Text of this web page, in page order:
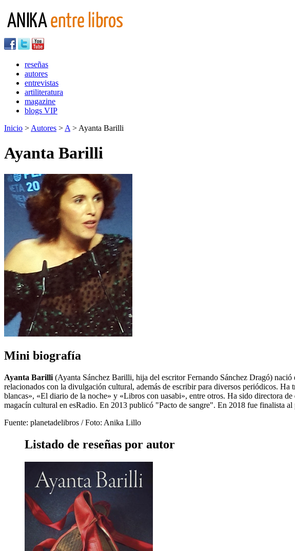
reseñas
autores
entrevistas
artiliteratura
magazine
blogs VIP
Inicio > Autores > A > Ayanta Barilli
Ayanta Barilli
Mini biografía
Ayanta Barilli (Ayanta Sánchez Barilli, hija del escritor Fernando Sánchez Dragó)
relacionados con la divulgación cultural, además de escribir para diversos periódicos.
blancas», «El diario de la noche» y «Libros con uasabi», entre otros. Ha sido directora
magacín cultural en esRadio. En 2013 publicó "Pacto de sangre". En 2018 fue finalista
Fuente: planetadelibros / Foto: Anika Lillo
Listado de reseñas por autor